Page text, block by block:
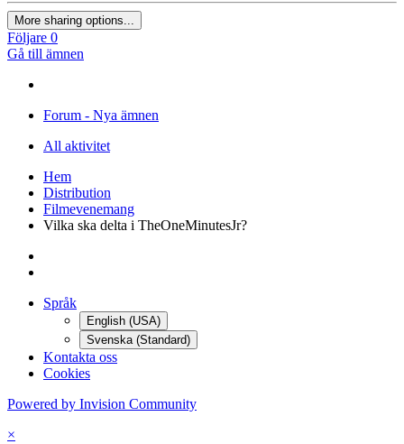
More sharing options...
Följare 0
Gå till ämnen
Forum - Nya ämnen
All aktivitet
Hem
Distribution
Filmevenemang
Vilka ska delta i TheOneMinutesJr?
Språk
English (USA)
Svenska (Standard)
Kontakta oss
Cookies
Powered by Invision Community
×